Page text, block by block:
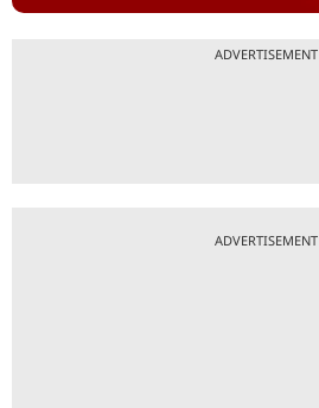
ADVERTISEMENT
ADVERTISEMENT